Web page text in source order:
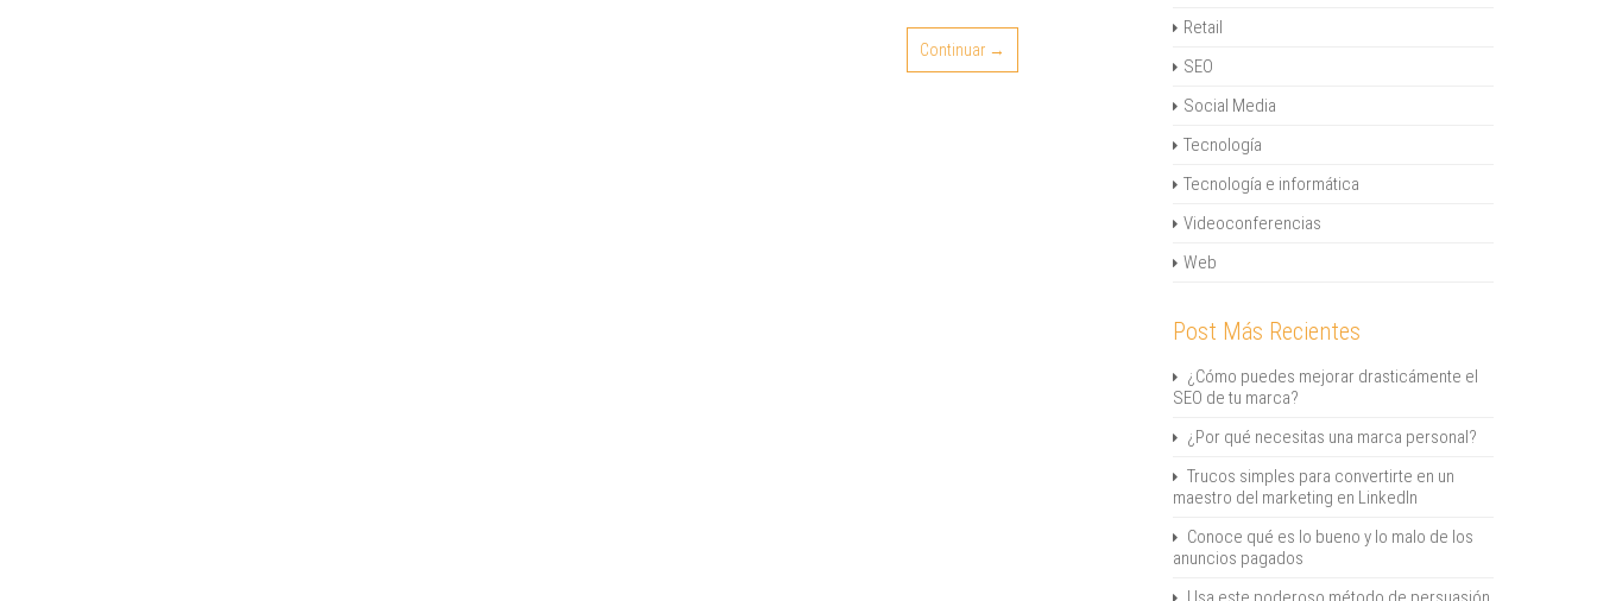
Continuar →
Retail
SEO
Social Media
Tecnología
Tecnología e informática
Videoconferencias
Web
Post Más Recientes
¿Cómo puedes mejorar drasticámente el
SEO de tu marca?
¿Por qué necesitas una marca personal?
Trucos simples para convertirte en un
maestro del marketing en LinkedIn
Conoce qué es lo bueno y lo malo de los
anuncios pagados